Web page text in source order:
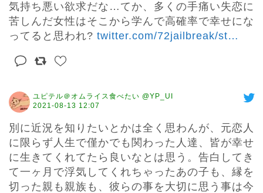
気持ち悪い欲求だな…てか、多くの手痛い失恋に
苦しんだ女性はそこから学んで高確率で幸せにな
ってると思われ? twitter.com/72jailbreak/st…
ユピテル＠オムライス食べたい @YP_UI
2021-08-13 12:07
別に近況を知りたいとかは全く思わんが、元恋人
に限らず人生で僅かでも関わった人達、皆が幸せ
に生きてくれてたら良いなとは思う。告白してき
て一ヶ月で浮気してくれちゃったあの子も、縁を
切った親も親族も、彼らの事を大切に思う事は今